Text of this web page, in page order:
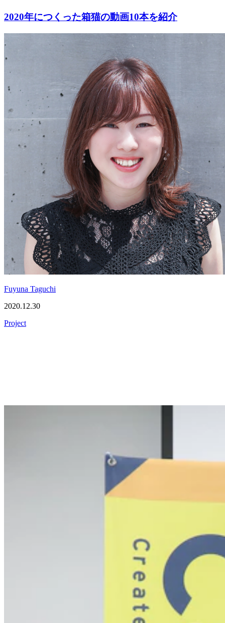
2020年につくった箱猫の動画10本を紹介
Fuyuna Taguchi
2020.12.30
Project